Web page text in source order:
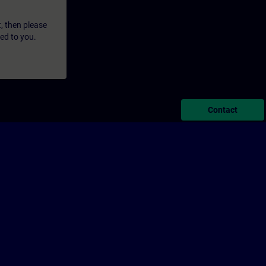
then please
to you.
Contact